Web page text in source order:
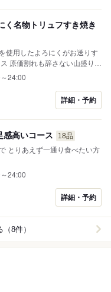
く名物トリュフすき焼き
使用したよろにくがお送りす
24:00
詳細・予約
感高いコース
18品
方
24:00
詳細・予約
8件）